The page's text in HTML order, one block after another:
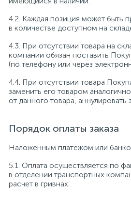
4.2. Каждая позиция может быть
в количестве доступном на
4.3. При отсутствии товара на
компании обязан поставить
(по телефону или через
4.4. При отсутствии товара
заменить его товаром
от данного товара, аннулировать
Порядок оплаты заказа
Наложенным платежом или
5.1. Оплата осуществляется по
в отделении транспортных
расчет в гривнах.